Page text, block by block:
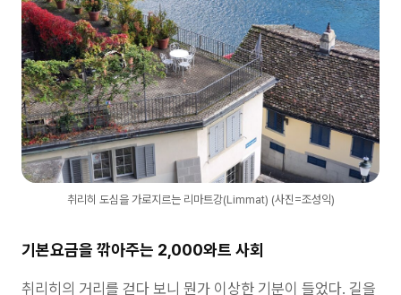
취리히 도심을 가로지르는 리마트강(Limmat) (사진=조성익)
기본요금을 깎아주는 2,000와트 사회
취리히의 거리를 걷다 보니 뭔가 이상한 기분이 들었다. 길을